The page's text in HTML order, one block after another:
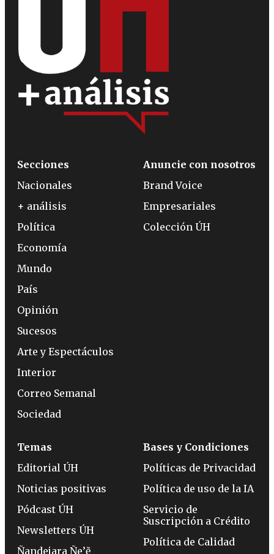
Secciones
Nacionales
+ análisis
Política
Economía
Mundo
País
Opinión
Sucesos
Arte y Espectáculos
Interior
Correo Semanal
Sociedad
Anuncie con nosotros
Brand Voice
Empresariales
Colección ÚH
Temas
Editorial ÚH
Noticias positivas
Pódcast ÚH
Newsletters ÚH
Ñandejara Ñe’ẽ
Bases y Condiciones
Políticas de Privacidad
Política de uso de la IA
Servicio de
Suscripción a Crédito
Política de Calidad